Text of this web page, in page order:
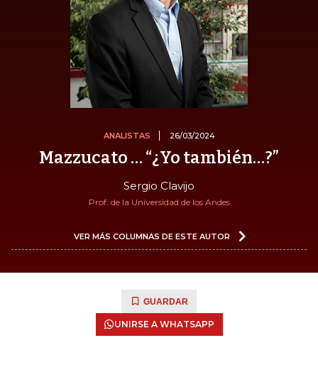
ANALISTAS 26/03/2024
Mazzucato … “¿Yo también…?”
Sergio Clavijo
Prof. de la Universidad de los Andes
VER MÁS COLUMNAS DE ESTE AUTOR
GUARDAR
UNIRSE A WHATSAPP